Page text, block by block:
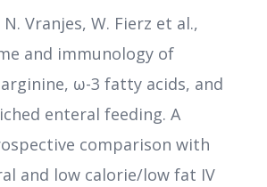
N. Vranjes, W. Fierz et al.,
and immunology of
ω-3 fatty acids, and
enteral feeding. A
comparison with
and low calorie/low fat IV